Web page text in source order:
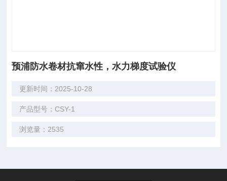
预浦防水卷材抗窜水性，水力梯度试验仪
更新时间：2025-10-28
产品型号：CSY-1
浏览量：2535